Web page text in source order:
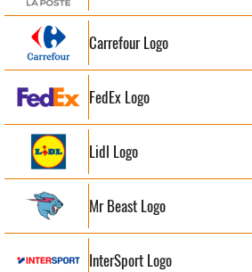
Carrefour Logo
FedEx Logo
Lidl Logo
Mr Beast Logo
InterSport Logo